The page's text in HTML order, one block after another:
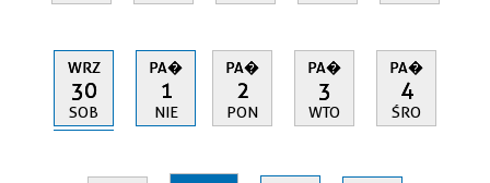
WRZ
30
SOB
PA�
1
NIE
PA�
2
PON
PA�
3
WTO
PA�
4
ŚRO